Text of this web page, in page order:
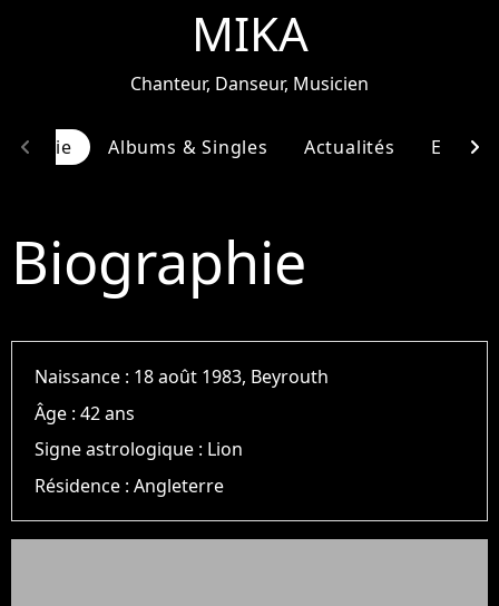
MIKA
Chanteur, Danseur, Musicien
Albums & Singles Actualités
chevron_left chevron_right
Biographie
Naissance : 18 août 1983, Beyrouth
Âge :42 ans
Signe astrologique : Lion
Résidence :Angleterre